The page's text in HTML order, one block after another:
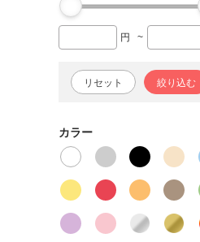
円 ~
リセット 絞り込む
カラー